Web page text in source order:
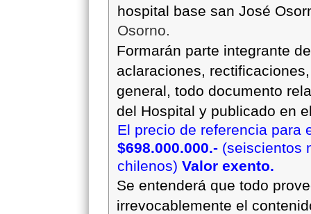
hospital base san José
Osorno.
Formarán parte integrante
aclaraciones,
general, todo documento
del Hospital y publicado en
El precio de referencia para
$698.000.000.-(seiscientos
chilenos) Valor exento.
Se entenderá que todo
irrevocablemente el